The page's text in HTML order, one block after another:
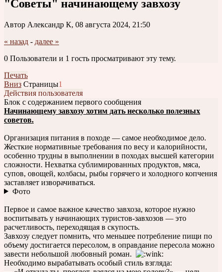
"Советы" начинающему завхозу
Автор Александр К, 08 августа 2024, 21:50
« назад - далее »
0 Пользователи и 1 гость просматривают эту тему.
Печать
Вниз Страницы1
Действия пользователя
Блок с содержанием первого сообщения
Начинающему завхозу хотим дать несколько полезных
советов.
Организация питания в походе — самое необходимое дело.
Жесткие нормативные требования по весу и калорийности,
особенно трудны в выполнении в походах высшей категории
сложности. Нехватка сублимированных продуктов, мяса,
супов, овощей, колбасы, рыбы горячего и холодного копчения
заставляет изворачиваться.
Фото
Первое и самое важное качество завхоза, которое нужно
воспитывать у начинающих туристов-завхозов — это
расчетливость, переходящая в скупость.
Завхозу следует помнить, что меньшее потребление пищи по
объему достигается пересолом, в оправдание пересола можно
завести небольшой любовный роман.
Необходимо вырабатывать особый стиль взгляда: